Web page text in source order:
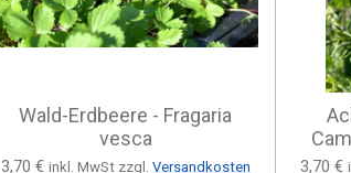
Wald-Erdbeere - Fragaria
vesca
3,70 € inkl. MwSt zzgl. Versandkosten 3,70 €